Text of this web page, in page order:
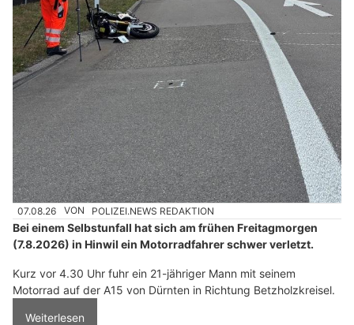
07.08.26 VON POLIZEI.NEWS REDAKTION
Bei einem Selbstunfall hat sich am frühen Freitagmorgen
(7.8.2026) in Hinwil ein Motorradfahrer schwer verletzt.
Kurz vor 4.30 Uhr fuhr ein 21-jähriger Mann mit seinem
Motorrad auf der A15 von Dürnten in Richtung Betzholzkreisel.
Weiterlesen